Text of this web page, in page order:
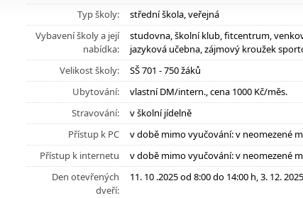
Typ školy:
střední škola, veřejná
Vybavení školy a její
nabídka:
studovna, školní klub, fitcentrum,
jazyková učebna, zájmový kroužek
Velikost školy:
SŠ 701 - 750 žáků
Ubytování:
vlastní DM/intern., cena 1000 Kč/měs.
Stravování:
v školní jídelně
Přístup k PC
v době mimo vyučování: v neomezené
Přístup k internetu
v době mimo vyučování: v neomezené
Den otevřených
dveří:
11. 10 .2025 od 8:00 do 14:00 h, 3. 12.